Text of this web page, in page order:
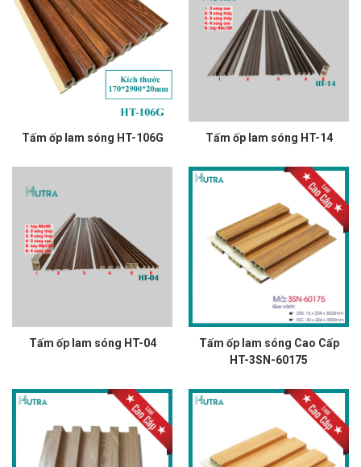
Tấm ốp lam sóng HT-106G Tấm ốp lam sóng HT-14
Tấm ốp lam sóng HT-04
Tấm ốp lam sóng Cao Cấp
HT-3SN-60175